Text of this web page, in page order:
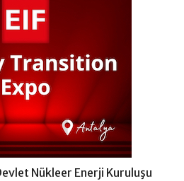
Nükleer Enerji Kuruluşu